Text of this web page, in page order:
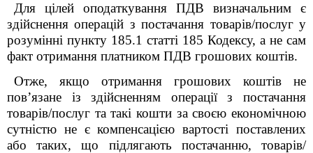
Для цілей оподаткування ПДВ визначальним є
здійснення операцій з постачання товарів/послуг у
розумінні пункту 185.1 статті 185 Кодексу, а не сам
факт отримання платником ПДВ грошових коштів.
Отже, якщо отримання грошових коштів не
пов’язане із здійсненням операції з постачання
товарів/послуг та такі кошти за своєю економічною
сутністю не є компенсацією вартості поставлених
або таких, що підлягають постачанню, товарів/